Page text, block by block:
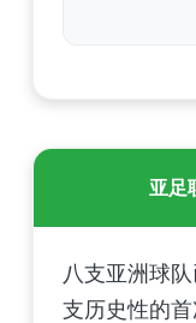
亚足
八支亚洲球
支历史性的